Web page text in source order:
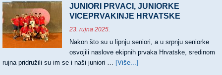
NASLOVA
HRVATSKIH
PRVAKA
JUNIORI PRVACI, JUNIORKE
VICEPRVAKINJE HRVATSKE
23. rujna 2025.
Nakon što su u lipnju seniori, a u srpnju seniorke
osvojili naslove ekipnih prvaka Hrvatske, sredinom
rujna pridružili su im se i naši juniori …
[Više...]